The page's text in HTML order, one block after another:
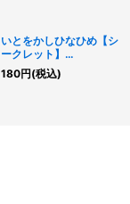
いとをかしひなひめ【シ
ークレット】
{RD/AP01-JP020}
《RDモンスター》
180円(税込)